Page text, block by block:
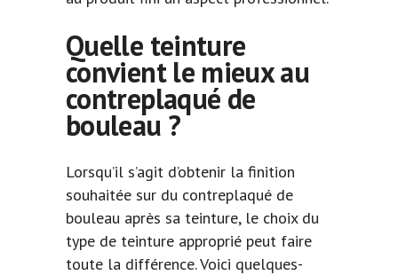
Quelle teinture
convient le mieux au
contreplaqué de
bouleau ?
Lorsqu’il s’agit d’obtenir la finition
souhaitée sur du contreplaqué de
bouleau après sa teinture, le choix du
type de teinture approprié peut faire
toute la différence. Voici quelques-